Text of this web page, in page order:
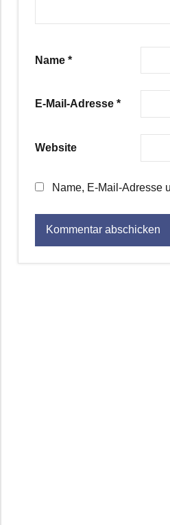
Name *
E-Mail-Adresse *
Website
Name, E-Mail-Adresse